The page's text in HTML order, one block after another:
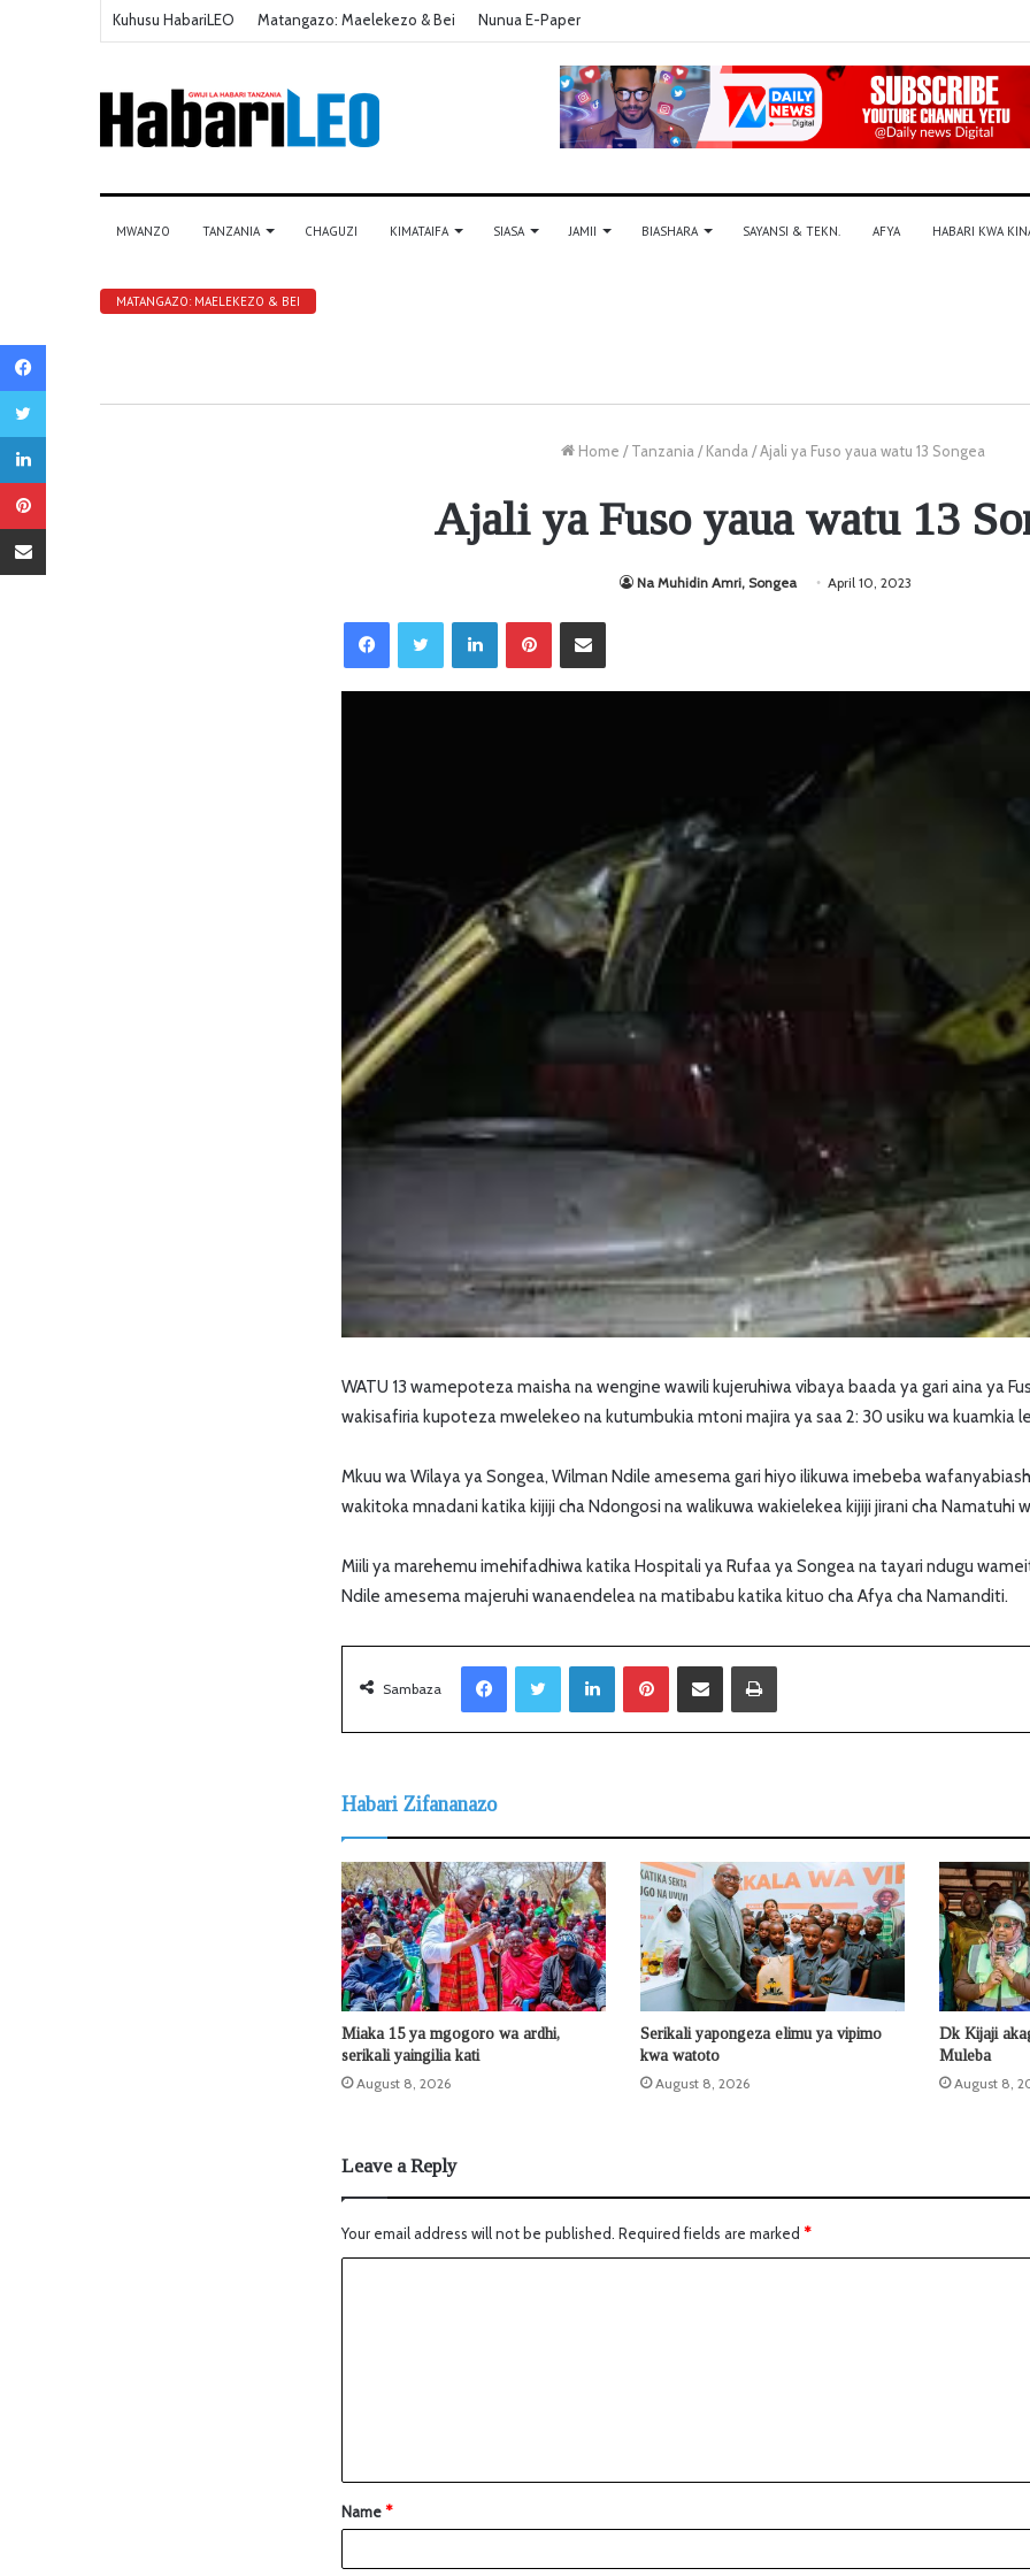
Kuhusu HabariLEO Matangazo: Maelekezo & Bei Nunua E-Paper
MWANZO TANZANIA CHAGUZI KIMATAIFA SIASA JAMII BIASHARA SAYANSI & TEKN. AFYA HABARI KWA
MATANGAZO: MAELEKEZO & BEI
Home / Tanzania / Kanda / Ajali ya Fuso yaua watu 13 Songea
Ajali ya Fuso yaua watu 13
Na Muhidin Amri, Songea April 10, 2023
LinkedIn
WATU 13 wamepoteza maisha na wengine wawili kujeruhiwa vibaya baada ya gari aina ya
wakisafiria kupoteza mwelekeo na kutumbukia mtoni majira ya saa 2: 30 usiku wa kuamkia
Mkuu wa Wilaya ya Songea, Wilman Ndile amesema gari hiyo ilikuwa imebeba
wakitoka mnadani katika kijiji cha Ndongosi na walikuwa wakielekea kijiji jirani cha Namatuhi
Miili ya marehemu imehifadhiwa katika Hospitali ya Rufaa ya Songea na tayari ndugu
Ndile amesema majeruhi wanaendelea na matibabu katika kituo cha Afya cha Namanditi.
Sambaza
LinkedIn Sambaza kupitia barua pepe
Habari Zifananazo
Miaka 15 ya mgogoro wa ardhi,
serikali yaingilia kati
August 8, 2026
Serikali yapongeza elimu ya vipimo
kwa watoto
August 8, 2026
Dk Kijaji
Muleba
August 8,
Leave a Reply
Your email address will not be published. Required fields are marked *
Name*